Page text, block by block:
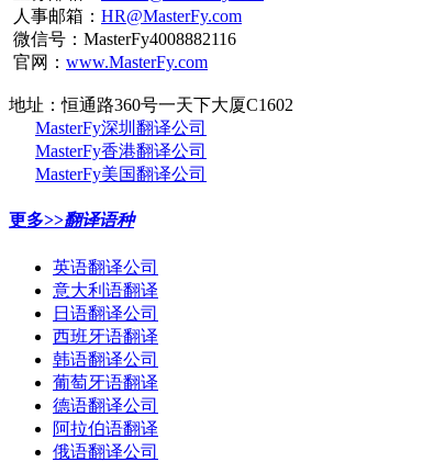
人事邮箱： HR@MasterFy.com
微信号：MasterFy4008882116
官网： www.MasterFy.com
地址：恒通路360号一天下大厦C1602
MasterFy深圳翻译公司
MasterFy香港翻译公司
MasterFy美国翻译公司
更多>>翻译语种
英语翻译公司
意大利语翻译
日语翻译公司
西班牙语翻译
韩语翻译公司
葡萄牙语翻译
德语翻译公司
阿拉伯语翻译
俄语翻译公司